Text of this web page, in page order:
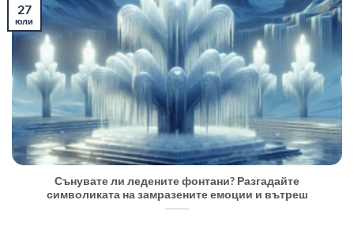
Сънувате ли ледените фонтани? Разгадайте
символиката на замразените емоции и вътреш
27
юли